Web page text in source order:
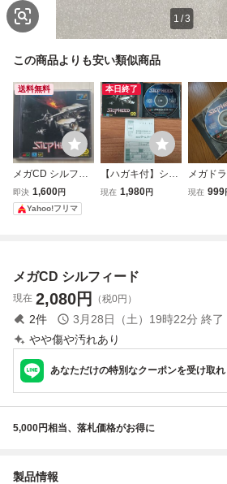
1 /3
この商品よりも安い類似商品
送料無料
メガCD シルフィ
ード SILPHEED
即決 1,600円
Yahoo!フリマ
本日終了
【ハガキ付】シル
フィード メガCD
現在 1,980円
メガド
CD シル
現在 999
メガCD シルフィード
現在 2,080円 （税0円）
2件 3月28日（土）19時22分 終了
やや傷や汚れあり
あなただけの特別なクーポンを受け取
5,000円相当、落札価格がお得に
製品情報